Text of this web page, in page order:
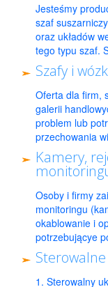
Jesteśmy
szaf
oraz układów
tego typu szaf.
Szafy i
Oferta dla firm,
galerii
problem lub
przechowania
Kamery,
Osoby i firmy
monitoringu
okablowanie i
potrzebującye
Sterowalne
1. Sterowalny